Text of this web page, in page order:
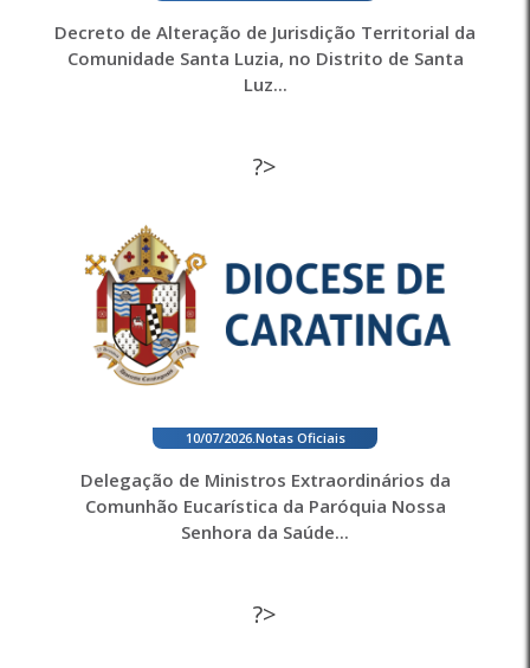
Decreto de Alteração de Jurisdição Territorial da
Comunidade Santa Luzia, no Distrito de Santa
Luz...
?>
10/07/2026. Notas Oficiais
Delegação de Ministros Extraordinários da
Comunhão Eucarística da Paróquia Nossa
Senhora da Saúde...
?>